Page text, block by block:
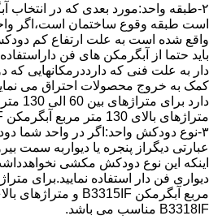
۲-طبقه واحد:مورد بعدی که در انتخاب
است طبقه وقوع ساختمان است،اگر
باید حتما از آبگرمکن های فن
دار به علت فنی که دارددرمکانهایی
کمک به خروج محصولات احتراق می
متراژهای بالای 130 متر مربع آبگرمکن B3318IF مناسب می باشد.
۳-نوع دودکش واحد:اگر در واحد شما
عبارتی دیگراز پنجره یا دیواربه سمت
اینکه این نوع دودکش مکشی
B3318IF مناسب می باشد.